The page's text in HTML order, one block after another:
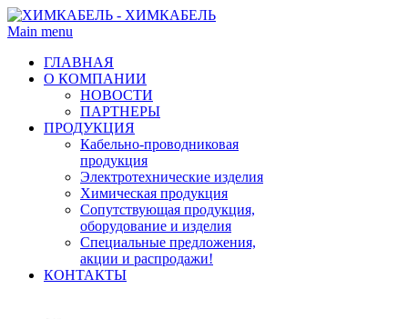
Main menu
ГЛАВНАЯ
О КОМПАНИИ
НОВОСТИ
ПАРТНЕРЫ
ПРОДУКЦИЯ
Кабельно-проводниковая
продукция
Электротехнические изделия
Химическая продукция
Сопутствующая продукция,
оборудование и изделия
Специальные предложения,
акции и распродажи!
КОНТАКТЫ